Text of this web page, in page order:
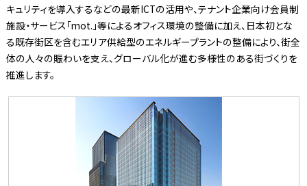
キュリティを導入するなどの最新ICTの活用や、テナント企業向け会員制
施設・サービス「mot.」等によるオフィス環境の整備に加え、日本初とな
る既存街区を含むエリア供給型のエネルギープラントの整備により、街全
体の人々の賑わいを支え、グローバル化が進む多様性のある街づくりを
推進します。